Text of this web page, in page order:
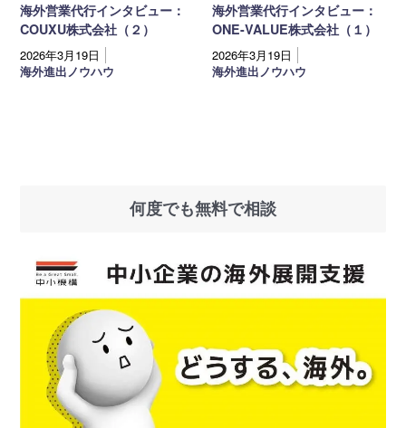
海外営業代行インタビュー：
COUXU株式会社（２）
2026年3月19日
海外進出ノウハウ
海外営業代行インタビュー：
ONE-VALUE株式会社（１）
2026年3月19日
海外進出ノウハウ
何度でも無料で相談